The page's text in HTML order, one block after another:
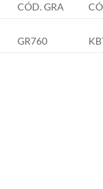
CÓD. GRA
GR760